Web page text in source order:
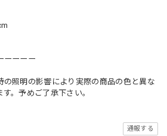
ーーーー
照明の影響により実際の商品の色と異な
。予めご了承下さい。
通報する